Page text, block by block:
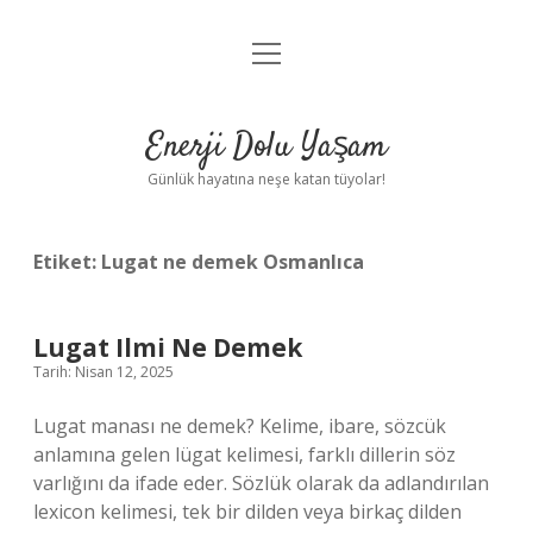
Anasayfa
Yasal Uyarı
menüyü
Enerji Dolu Yaşam
Günlük hayatına neşe katan tüyolar!
Etiket: Lugat ne demek Osmanlıca
Lugat Ilmi Ne Demek
Tarih: Nisan 12, 2025
Lugat manası ne demek? Kelime, ibare, sözcük
anlamına gelen lügat kelimesi, farklı dillerin söz
varlığını da ifade eder. Sözlük olarak da adlandırılan
lexicon kelimesi, tek bir dilden veya birkaç dilden